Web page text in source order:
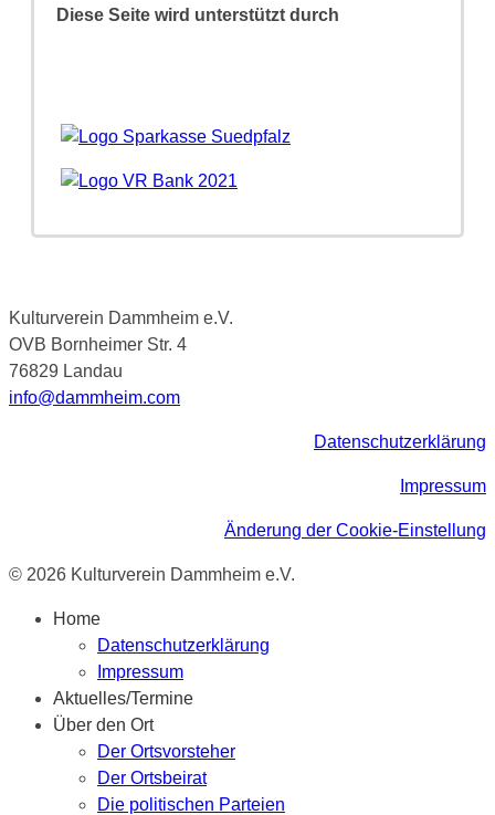
Diese Seite wird unterstützt durch
Kulturverein Dammheim e.V.
OVB Bornheimer Str. 4
76829 Landau
info@dammheim.com
Datenschutzerklärung
Impressum
Änderung der Cookie-Einstellung
© 2026 Kulturverein Dammheim e.V.
Home
Datenschutzerklärung
Impressum
Aktuelles/Termine
Über den Ort
Der Ortsvorsteher
Der Ortsbeirat
Die politischen Parteien